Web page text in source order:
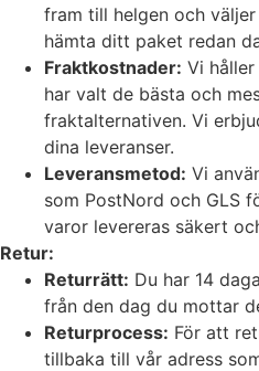
fram till helgen och
hämta ditt paket redan
Fraktkostnader: Vi
har valt de bästa och
fraktalternativen. Vi
dina leveranser.
Leveransmetod: Vi
som PostNord och GLS
varor levereras säkert
Retur:
Returrätt: Du har 14
från den dag du mottar
Returprocess: För att
tillbaka till vår adress